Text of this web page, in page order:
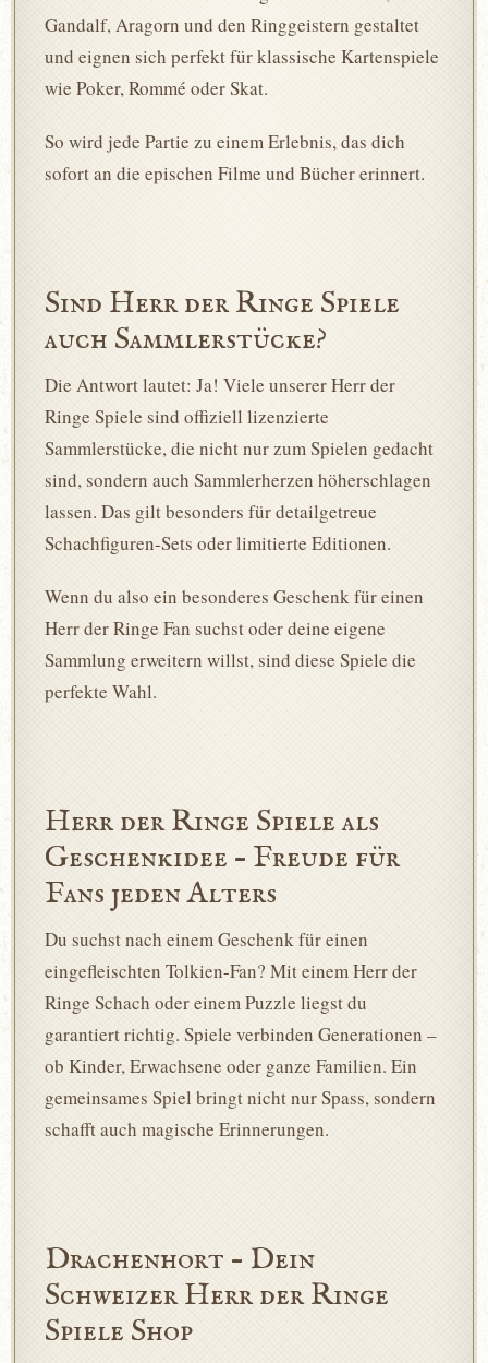
Gandalf, Aragorn und den Ringgeistern gestaltet
und eignen sich perfekt für klassische Kartenspiele
wie Poker, Rommé oder Skat.
So wird jede Partie zu einem Erlebnis, das dich
sofort an die epischen Filme und Bücher erinnert.
Sind Herr der Ringe Spiele
auch Sammlerstücke?
Die Antwort lautet: Ja! Viele unserer Herr der
Ringe Spiele sind offiziell lizenzierte
Sammlerstücke, die nicht nur zum Spielen gedacht
sind, sondern auch Sammlerherzen höherschlagen
lassen. Das gilt besonders für detailgetreue
Schachfiguren-Sets oder limitierte Editionen.
Wenn du also ein besonderes Geschenk für einen
Herr der Ringe Fan suchst oder deine eigene
Sammlung erweitern willst, sind diese Spiele die
perfekte Wahl.
Herr der Ringe Spiele als
Geschenkidee – Freude für
Fans jeden Alters
Du suchst nach einem Geschenk für einen
eingefleischten Tolkien-Fan? Mit einem Herr der
Ringe Schach oder einem Puzzle liegst du
garantiert richtig. Spiele verbinden Generationen –
ob Kinder, Erwachsene oder ganze Familien. Ein
gemeinsames Spiel bringt nicht nur Spass, sondern
schafft auch magische Erinnerungen.
Drachenhort – Dein
Schweizer Herr der Ringe
Spiele Shop